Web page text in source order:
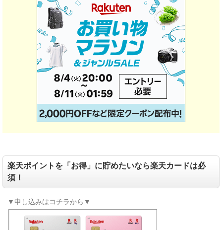
楽天ポイントを「お得」に貯めたいなら楽天カードは必
須！
▼申し込みはコチラから▼